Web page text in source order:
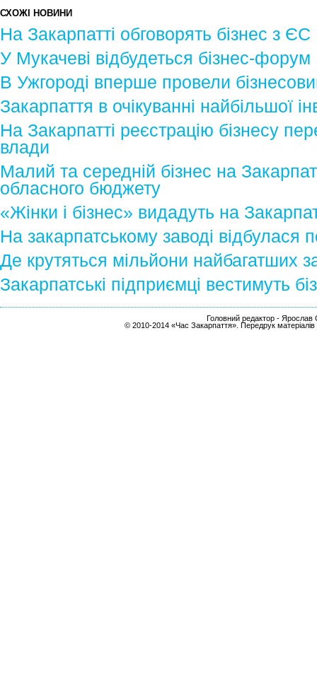
СХОЖІ НОВИНИ
На Закарпатті обговорять бізнес з ЄС
У Мукачеві відбудеться бізнес-форум
В Ужгороді вперше провели
Закарпаття в очікуванні найбільшої
На Закарпатті реєстрацію бізнесу
влади
Малий та середній бізнес на
обласного бюджету
«Жінки і бізнес» видадуть на
На закарпатському заводі відбулася
Де крутяться мільйони найбагатших
Закарпатські підприємці вестимуть
Головний редактор - Ярослав
© 2010-2014 «Час Закарпаття». Передрук